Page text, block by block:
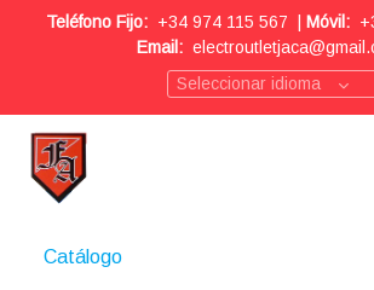
Teléfono Fijo: +34 974 115 567 Móvil:
Email:
Seleccionar idioma
Catálogo